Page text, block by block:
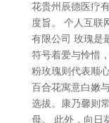
花贵州辰德医疗
度旨。 个人互联
有限公司 玫瑰是
符号着爱与怜惜
粉玫瑰则代表顺
百合花寓意白嫩
选拔。康乃馨则
母。 此外，向日